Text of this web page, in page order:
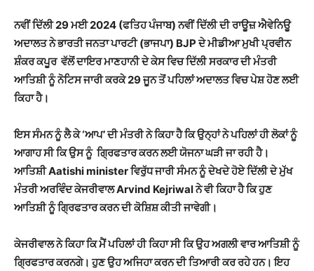
ਨਵੀਂ ਦਿੱਲੀ 29 ਮਈ 2024 (ਫਤਿਹ ਪੰਜਾਬ) ਨਵੀਂ ਦਿੱਲੀ ਦੀਰਾਊਜ਼ ਐਵੇਨਿਊ
ਅਦਾਲਤ ਨੇ ਭਾਰਤੀ ਜਨਤਾ ਪਾਰਟੀ (ਭਾਜਪਾ) BJP ਦੇ ਮੀਡੀਆ ਮੁਖੀ ਪ੍ਰਵੀਨ
ਸ਼ੰਕਰ ਕਪੂਰਵੱਲੋਂਦਾਇਰ ਮਾਣਹਾਨੀ ਦੇ ਕੇਸ ਵਿਚ ਦਿੱਲੀ ਸਰਕਾਰ ਦੀ ਮੰਤਰੀ
ਆਤਿਸ਼ੀ ਨੂੰ ਨੋਟਿਸ ਜਾਰੀ ਕਰਕੇ 29 ਜੂਨ ਤੋਂ ਪਹਿਲਾਂ ਅਦਾਲਤ ਵਿਚ ਪੇਸ਼ ਹੋਣ ਲਈ
ਕਿਹਾ ਹੈ।
ਇਸ ਸੰਮਨ ਨੂੰ ਲੈ ਕੇ ‘ਆਪ’ ਦੀ ਮੰਤਰੀ ਨੇ ਕਿਹਾ ਹੈ ਕਿ ਉਨ੍ਹਾਂ ਨੇ ਪਹਿਲਾਂ ਹੀ ਲੋਕਾਂ ਨੂੰ
ਆਗਾਹ ਸੀ ਕਿ ਉਸ ਨੂੰ ਗ੍ਰਿਫਤਾਰ ਕਰਨ ਲਈ ਯੋਜਨਾ ਘੜੀ ਜਾ ਰਹੀ ਹੈ।
ਆਤਿਸ਼ੀ Aatishi minister ਵਿਰੁੱਧ ਜਾਰੀ ਸੰਮਨ ਨੂੰ ਦੇਖਦੇ ਹੋਏ ਦਿੱਲੀ ਦੇ ਮੁੱਖ
ਮੰਤਰੀ ਅਰਵਿੰਦ ਕੇਜਰੀਵਾਲ Arvind Kejriwal ਨੇ ਵੀ ਕਿਹਾ ਹੈ ਕਿ ਹੁਣ
ਆਤਿਸ਼ੀ ਨੂੰ ਗ੍ਰਿਫਤਾਰ ਕਰਨ ਦੀ ਕੋਸ਼ਿਸ਼ ਕੀਤੀ ਜਾਵੇਗੀ।
ਕੇਜਰੀਵਾਲ ਨੇ ਕਿਹਾ ਕਿ ਮੈਂ ਪਹਿਲਾਂ ਹੀ ਕਿਹਾ ਸੀ ਕਿ ਉਹ ਅਗਲੀ ਵਾਰ ਆਤਿਸ਼ੀ ਨੂੰ
ਗ੍ਰਿਫਤਾਰ ਕਰਨਗੇ। ਹੁਣ ਉਹ ਅਜਿਹਾ ਕਰਨ ਦੀ ਤਿਆਰੀ ਕਰ ਰਹੇ ਹਨ। ਇਹ